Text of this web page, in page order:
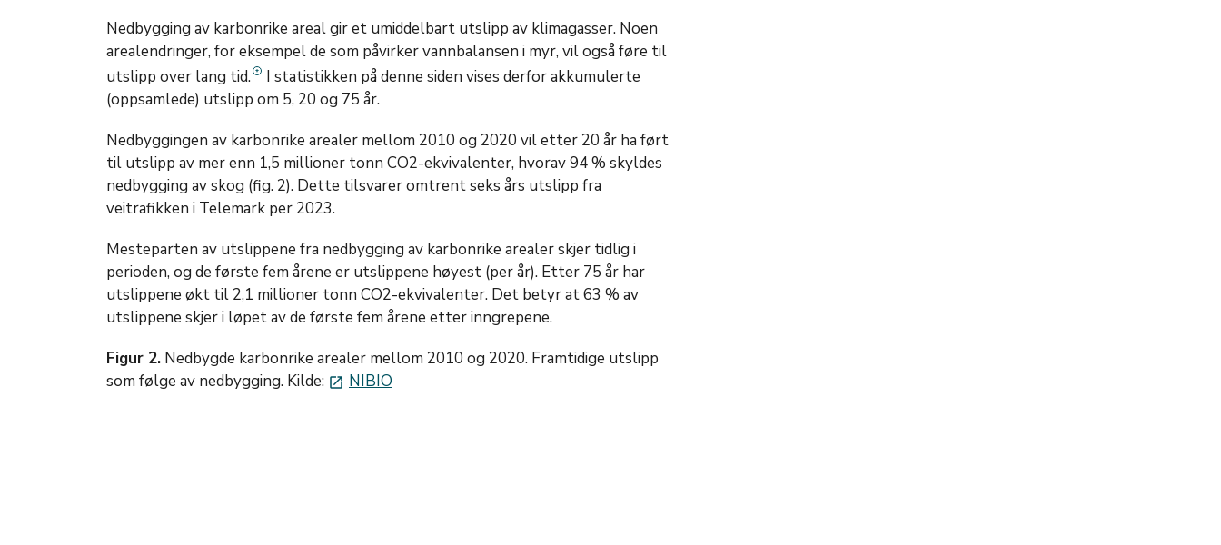
Nedbygging av karbonrike areal gir et umiddelbart utslipp av klimagasser. Noen
arealendringer, for eksempel de som påvirker vannbalansen i myr, vil også føre til
utslipp over lang tid.
I statistikken på denne siden vises derfor akkumulerte
(oppsamlede) utslipp om 5, 20 og 75 år.
Nedbyggingen av karbonrike arealer mellom 2010 og 2020 vil etter 20 år ha ført
til utslipp av mer enn 1,5 millioner tonn CO2-ekvivalenter, hvorav 94 % skyldes
nedbygging av skog (fig. 2). Dette tilsvarer omtrent seks års utslipp fra
veitrafikken i Telemark per 2023.
Mesteparten av utslippene fra nedbygging av karbonrike arealer skjer tidlig i
perioden, og de første fem årene er utslippene høyest (per år). Etter 75 år har
utslippene økt til 2,1 millioner tonn CO2-ekvivalenter. Det betyr at 63 % av
utslippene skjer i løpet av de første fem årene etter inngrepene.
Figur 2. Nedbygde karbonrike arealer mellom 2010 og 2020. Framtidige utslipp
som følge av nedbygging. Kilde: launch NIBIO